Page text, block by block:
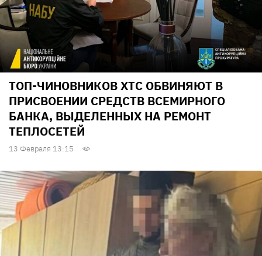
ТОП-ЧИНОВНИКОВ ХТС ОБВИНЯЮТ В
ПРИСВОЕНИИ СРЕДСТВ ВСЕМИРНОГО
БАНКА, ВЫДЕЛЕННЫХ НА РЕМОНТ
ТЕПЛОСЕТЕЙ
13 Февраля 13:15